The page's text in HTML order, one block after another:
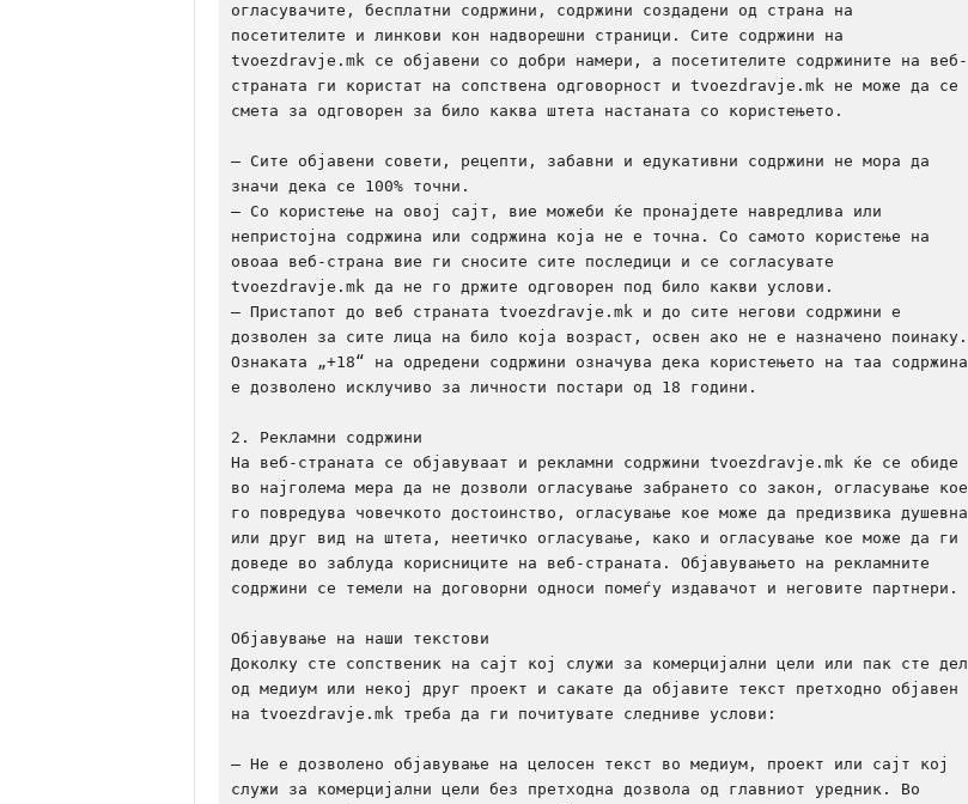
огласувачите, бесплатни содржини, содржини создадени од страна на
посетителите и линкови кон надворешни страници. Сите содржини на
tvoezdravje.mk се објавени со добри намери, а посетителите содржините на веб-
страната ги користат на сопствена одговорност и tvoezdravje.mk не може да се
смета за одговорен за било каква штета настаната со користењето.
– Сите објавени совети, рецепти, забавни и едукативни содржини не мора да
значи дека се 100% точни.
– Со користење на овој сајт, вие можеби ќе пронајдете навредливa или
непристоjна содржина или содржина која не е точна. Со самото користење на
овоаа веб-страна вие ги сносите сите последици и се согласувате
tvoezdravje.mk да не го држите одговорен под било какви услови.
– Пристапот до веб страната tvoezdravje.mk и до сите негови содржини е
дозволен за сите лица на било која возраст, освен ако не е назначено поинаку.
Ознаката „+18“ на одредени содржини означува дека користењето на таа содржина
е дозволено исклучиво за личности постари од 18 години.
2. Рекламни содржини
На веб-страната се објавуваат и рекламни содржини tvoezdravje.mk ќе се обиде
во најголема мера да не дозволи огласување забрането со закон, огласување кое
го повредува човечкото достоинство, огласување кое може да предизвика душевна
или друг вид на штета, неетичко огласување, како и огласување кое може да ги
доведе во заблуда корисниците на веб-страната. Објавувањето на рекламните
содржини се темели на договорни односи помеѓу издавачот и неговите партнери.
Објавување на наши текстови
Доколку сте сопственик на сајт кој служи за комерцијални цели или пак сте дел
од медиум или некој друг проект и сакате да објавите текст претходно објавен
на tvoezdravje.mk треба да ги почитувате следниве услови:
– Не е дозволено објавување на целосен текст во медиум, проект или сајт кој
служи за комерцијални цели без претходна дозвола од главниот уредник. Во